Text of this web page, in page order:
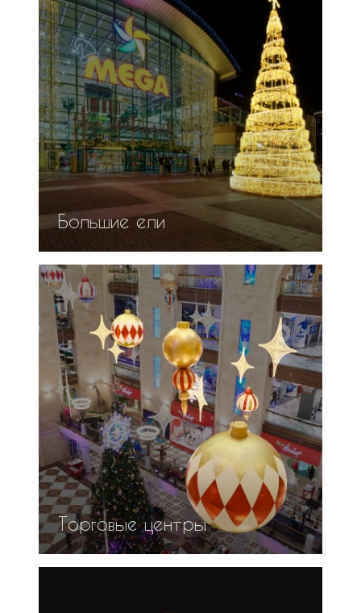
Большие ели
Торговые центры